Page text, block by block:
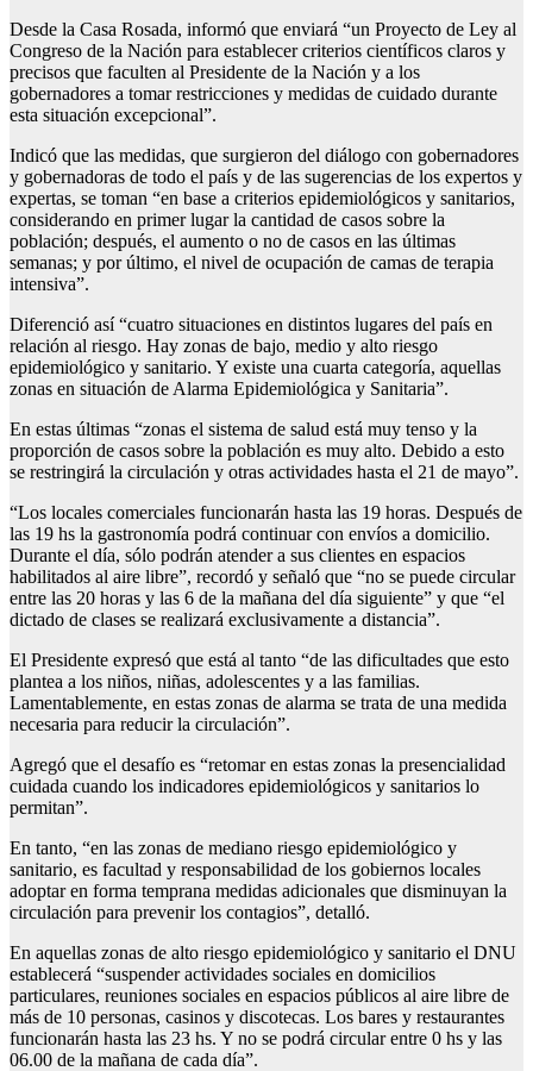
Desde la Casa Rosada, informó que enviará “un Proyecto de Ley al
Congreso de la Nación para establecer criterios científicos claros y
precisos que faculten al Presidente de la Nación y a los
gobernadores a tomar restricciones y medidas de cuidado durante
esta situación excepcional”.
Indicó que las medidas, que surgieron del diálogo con gobernadores
y gobernadoras de todo el país y de las sugerencias de los expertos y
expertas, se toman “en base a criterios epidemiológicos y sanitarios,
considerando en primer lugar la cantidad de casos sobre la
población; después, el aumento o no de casos en las últimas
semanas; y por último, el nivel de ocupación de camas de terapia
intensiva”.
Diferenció así “cuatro situaciones en distintos lugares del país en
relación al riesgo. Hay zonas de bajo, medio y alto riesgo
epidemiológico y sanitario. Y existe una cuarta categoría, aquellas
zonas en situación de Alarma Epidemiológica y Sanitaria”.
En estas últimas “zonas el sistema de salud está muy tenso y la
proporción de casos sobre la población es muy alto. Debido a esto
se restringirá la circulación y otras actividades hasta el 21 de mayo”.
“Los locales comerciales funcionarán hasta las 19 horas. Después de
las 19 hs la gastronomía podrá continuar con envíos a domicilio.
Durante el día, sólo podrán atender a sus clientes en espacios
habilitados al aire libre”, recordó y señaló que “no se puede circular
entre las 20 horas y las 6 de la mañana del día siguiente” y que “el
dictado de clases se realizará exclusivamente a distancia”.
El Presidente expresó que está al tanto “de las dificultades que esto
plantea a los niños, niñas, adolescentes y a las familias.
Lamentablemente, en estas zonas de alarma se trata de una medida
necesaria para reducir la circulación”.
Agregó que el desafío es “retomar en estas zonas la presencialidad
cuidada cuando los indicadores epidemiológicos y sanitarios lo
permitan”.
En tanto, “en las zonas de mediano riesgo epidemiológico y
sanitario, es facultad y responsabilidad de los gobiernos locales
adoptar en forma temprana medidas adicionales que disminuyan la
circulación para prevenir los contagios”, detalló.
En aquellas zonas de alto riesgo epidemiológico y sanitario el DNU
establecerá “suspender actividades sociales en domicilios
particulares, reuniones sociales en espacios públicos al aire libre de
más de 10 personas, casinos y discotecas. Los bares y restaurantes
funcionarán hasta las 23 hs. Y no se podrá circular entre 0 hs y las
06.00 de la mañana de cada día”.